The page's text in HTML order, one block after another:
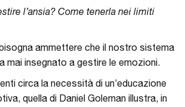
l’ansia? Come tenerla nei limiti
ammettere che il nostro sistema
mai insegnato a gestire le emozioni.
circa la necessità di un’educazione
quella di Daniel Goleman illustra, in